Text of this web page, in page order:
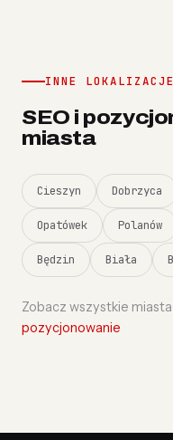
INNE LOKALIZACJE
SEO i
miasta
Cieszyn Dobrzyca
Opatówek Polanów
Będzin Biała
Zobacz wszystkie miasta
pozycjonowanie